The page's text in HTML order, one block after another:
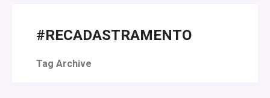
#RECADASTRAMENTO
Tag Archive